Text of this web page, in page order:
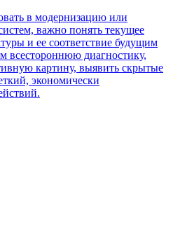
в модернизацию или
важно понять текущее
и ее соответствие будущим
всестороннюю диагностику,
картину, выявить скрытые
экономически